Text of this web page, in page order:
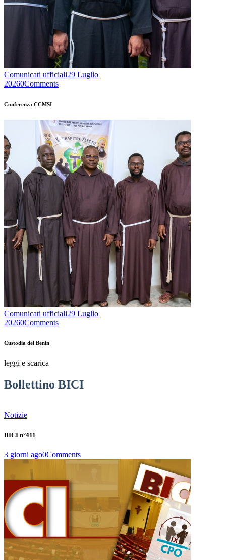
Comunicati ufficiali29 Luglio
20260Comments
Conferenza CCMSI
Comunicati ufficiali29 Luglio
20260Comments
Custodia del Benin
leggi e scarica
Bollettino BICI
Notizie
BICI n°411
3 giorni ago0Comments